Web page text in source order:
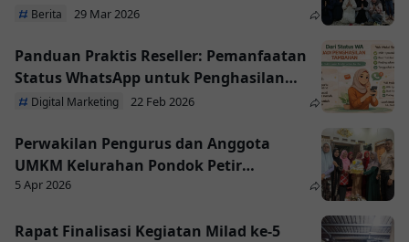
Lebaran
Berita 29 Mar 2026
Panduan Praktis Reseller: Pemanfaatan
Status WhatsApp untuk Penghasilan
Tambahan
Digital Marketing 22 Feb 2026
Perwakilan Pengurus dan Anggota
UMKM Kelurahan Pondok Petir
Bersilaturahmi kerumah “Bapak Ipnu
Kelurahan Pondok Petir dalam Momen
5 Apr 2026
Rapat Finalisasi Kegiatan Milad ke-5